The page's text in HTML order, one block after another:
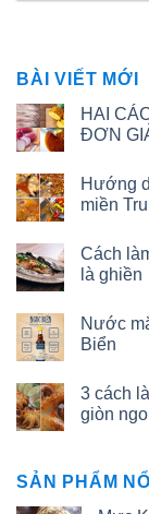
BÀI VIẾT MỚI
HAI
ĐƠN
Hướng
miền
Cách
là ghiền
Nước
Biển
3 cách
giòn
SẢN PHẨM